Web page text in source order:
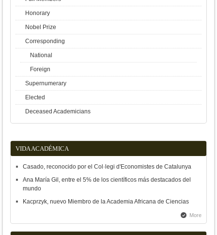
Honorary
Nobel Prize
Corresponding
National
Foreign
Supernumerary
Elected
Deceased Academicians
VIDA ACADÉMICA
Casado, reconocido por el Col·legi d'Economistes de Catalunya
Ana María Gil, entre el 5% de los científicos más destacados del
mundo
Kacprzyk, nuevo Miembro de la Academia Africana de Ciencias
More